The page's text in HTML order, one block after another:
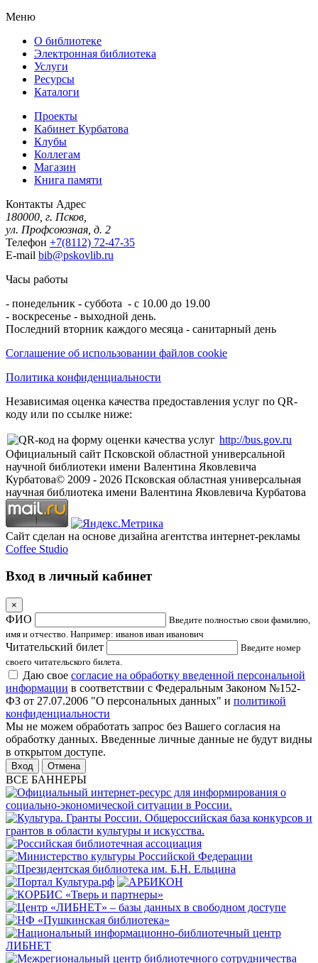
Меню
О библиотеке
Электронная библиотека
Услуги
Ресурсы
Каталоги
Проекты
Кабинет Курбатова
Клубы
Коллегам
Магазин
Книга памяти
Контакты Адрес
180000, г. Псков,
ул. Профсоюзная, д. 2
Телефон +7(8112) 72-47-35
E-mail bib@pskovlib.ru
Часы работы
- понедельник - суббота - с 10.00 до 19.00
- воскресенье - выходной день.
Последний вторник каждого месяца - санитарный день
Соглашение об использовании файлов cookie
Политика конфиденциальности
Независимая оценка качества предоставления услуг по QR-
коду или по ссылке ниже:
http://bus.gov.ru
Официальный сайт Псковской областной универсальной
научной библиотеки имени Валентина Яковлевича
Курбатова© 2009 - 2026 Псковская областная универсальная
научная библиотека имени Валентина Яковлевича Курбатова
Сайт сделан на основе дизайна агентства интернет-рекламы
Coffee Studio
Вход в личный кабинет
×
ФИО
Введите полностью свои фамилию,
имя и отчество. Например: иванов иван иванович
Читательский билет
Введите номер
своего читательского билета.
Даю свое согласие на обработку введенной персональной
информации в соответствии с Федеральным Законом №152-
ФЗ от 27.07.2006 "О персональных данных" и политикой
конфиденциальности
Мы не можем обработать запрос без Вашего согласия на
обработку данных. Введенные личные данные не будут видны
в открытом доступе.
Отмена
ВСЕ БАННЕРЫ